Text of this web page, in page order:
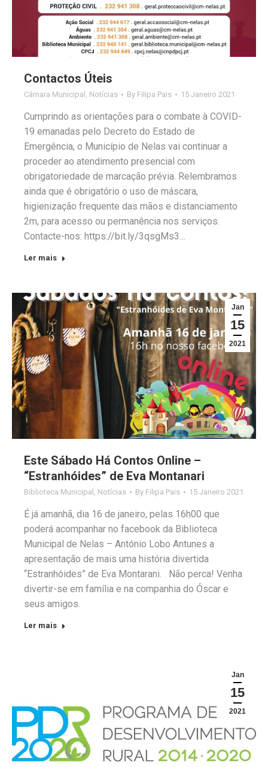
Contactos Úteis
Câmara Municipal , Notícias By Filipa Pais 15 Janeiro 2021
Cumprindo as orientações para o combate à COVID-
19 emanadas pelo Decreto do Estado de
Emergência, o Município de Nelas vai continuar a
proceder ao atendimento presencial com
obrigatoriedade de marcação prévia. Relembramos
ainda que é obrigatório o uso de máscara,
higienização frequente das mãos e distanciamento
2m, para acesso ou permanência nos serviços.
Contacte-nos: https://bit.ly/3qsgMs3…
Ler mais
Jan
15
2021
Este Sábado Há Contos Online –
“Estranhóides” de Eva Montanari
Biblioteca Municipal , Notícias By Filipa Pais 15 Janeiro 2021
É já amanhã, dia 16 de janeiro, pelas 16h00 que
poderá acompanhar no facebook da Biblioteca
Municipal de Nelas – António Lobo Antunes a
apresentação de mais uma história divertida
“Estranhóides” de Eva Montarani. Não perca! Venha
divertir-se em família e na companhia do Óscar e
seus amigos.
Ler mais
Jan
15
2021